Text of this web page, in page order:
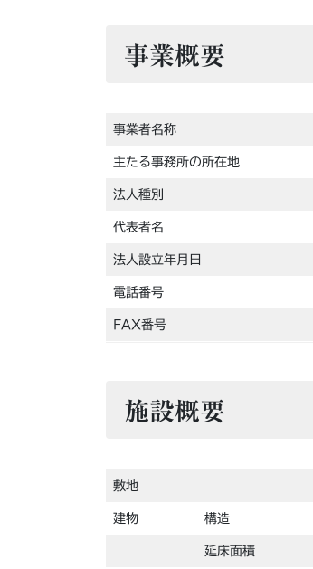
事業概要
事業者名称
主たる事務所の所在地
法人種別
代表者名
法人設立年月日
電話番号
FAX番号
施設概要
敷地
建物 構造
延床面積